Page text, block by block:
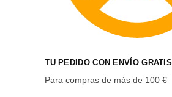
TU PEDIDO CON ENVÍO GRATIS
Para compras de más de 100 €